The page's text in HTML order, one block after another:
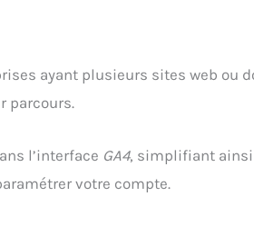
ayant plusieurs sites web ou
parcours.
l’interface GA4, simplifiant ainsi
votre compte.